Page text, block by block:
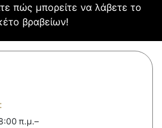
πώς μπορείτε να λάβετε το
βραβείων!
π.μ.–